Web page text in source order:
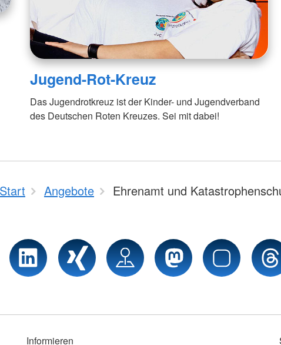
Jugend-Rot-Kreuz
Das Jugendrotkreuz ist der Kinder- und Jugendverband
des Deutschen Roten Kreuzes. Sei mit dabei!
Start Angebote Ehrenamt und
Informieren